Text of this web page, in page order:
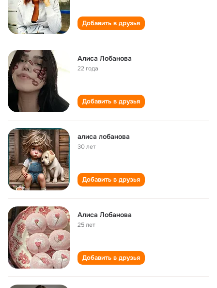
Добавить в друзья
Алиса Лобанова
22 года
Добавить в друзья
алиса лобанова
30 лет
Добавить в друзья
Алиса Лобанова
25 лет
Добавить в друзья